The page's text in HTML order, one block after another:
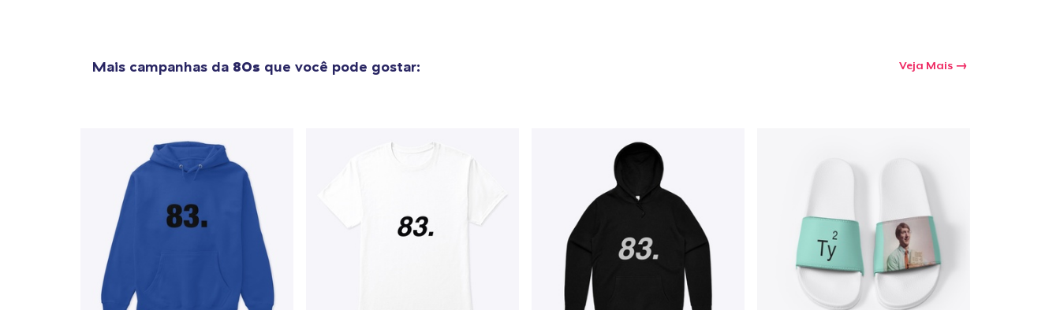
Mais campanhas da 80s que você pode gostar: Veja Mais
Die Cut Sticker
US$ 23,99
US$ 30,99